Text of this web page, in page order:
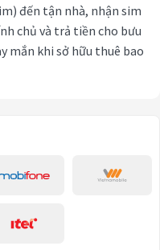
đến tận nhà, nhận sim
chủ và trả tiền cho bưu
mắn khi sở hữu thuê bao